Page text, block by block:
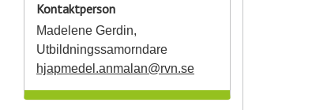
Kontaktperson
Madelene Gerdin,
Utbildningssamorndare
hjapmedel.anmalan@rvn.se